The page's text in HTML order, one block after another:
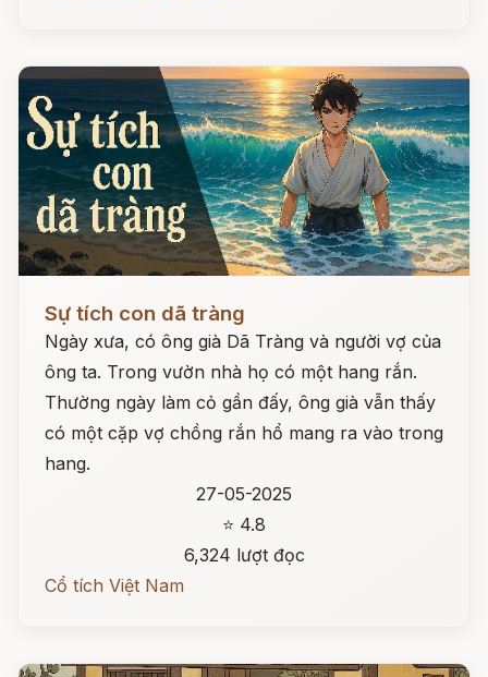
Sự tích con dã tràng
Ngày xưa, có ông già Dã Tràng và người vợ của
ông ta. Trong vườn nhà họ có một hang rắn.
Thường ngày làm cỏ gần đấy, ông già vẫn thấy
có một cặp vợ chồng rắn hổ mang ra vào trong
hang.
27-05-2025
⭐ 4.8
6,324 lượt đọc
Cổ tích Việt Nam